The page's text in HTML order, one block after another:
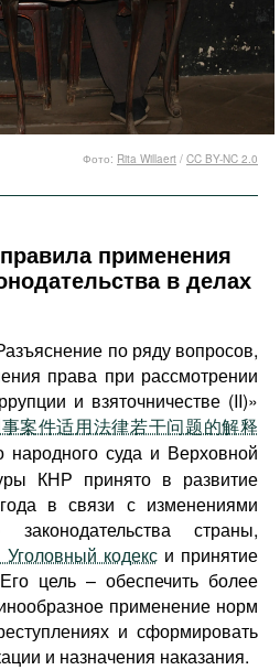
организаций
применения
в делах
по ряду вопросов,
права при рассмотрении
и взяточничестве (II)»
案件适用法律若干问题的解释
народного суда и Верховной
КНР принято в развитие
в связи с изменениями
законодательства страны,
кодекси принятие
цель – обеспечить более
применение норм
и сформировать
и назначения наказания.
Фото: Rita Willaert / CC BY-NC 2.0